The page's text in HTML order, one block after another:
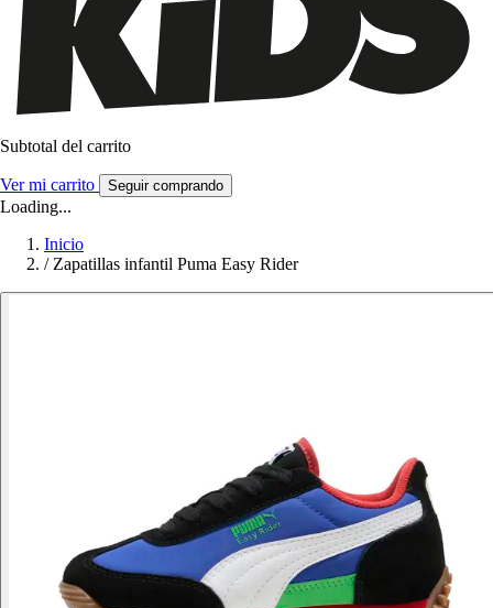
Subtotal del carrito
Ver mi carrito Seguir comprando
Loading...
Inicio
/ Zapatillas infantil Puma Easy Rider